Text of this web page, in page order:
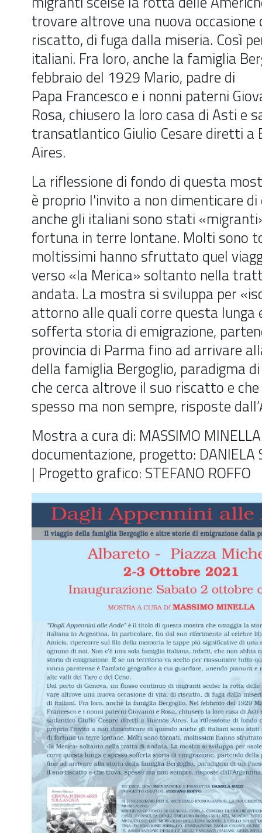
trovare altrove una nuova occasione
riscatto, di fuga dalla miseria. Così
italiani. Fra loro, anche la famiglia
febbraio del 1929 Mario, padre di
Papa Francesco e i nonni paterni
Rosa, chiusero la loro casa di Asti e
transatlantico Giulio Cesare diretti a
Aires.
La riflessione di fondo di questa
è proprio l'invito a non dimenticare di
anche gli italiani sono stati
fortuna in terre lontane. Molti sono
moltissimi hanno sfruttato quel
verso «la Merica» soltanto nella
andata. La mostra si sviluppa per
attorno alle quali corre questa lunga
sofferta storia di emigrazione,
provincia di Parma fino ad arrivare
della famiglia Bergoglio, paradigma
che cerca altrove il suo riscatto e
spesso ma non sempre, risposte
Mostra a cura di: MASSIMO
documentazione, progetto: DANIELA
| Progetto grafico: STEFANO ROFFO